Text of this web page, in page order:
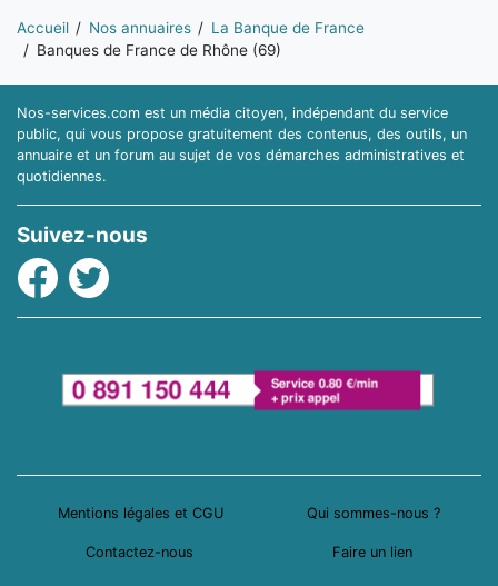
Vous êtes ici:
Accueil Nos annuaires
La Banque de France
Banques de France de Rhône (69)
Nos-services.com est un média citoyen, indépendant du service
public, qui vous propose gratuitement des contenus, des outils, un
annuaire et un forum au sujet de vos démarches administratives et
quotidiennes.
Suivez-nous
Facebook
Twitter
Mentions légales et CGU Qui sommes-nous ?
Contactez-nous Faire un lien